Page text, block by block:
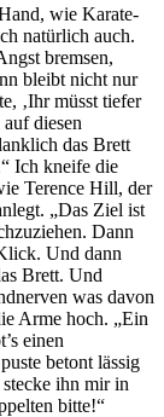
wie Karate-
natürlich auch.
bremsen,
bleibt nicht nur
‚Ihr müsst tiefer
diesen
das Brett
Ich kneife die
Terence Hill, der
„Das Ziel ist
Dann
Und dann
Brett. Und
was davon
Arme hoch. „Ein
einen
betont lässig
ihn mir in
bitte!“